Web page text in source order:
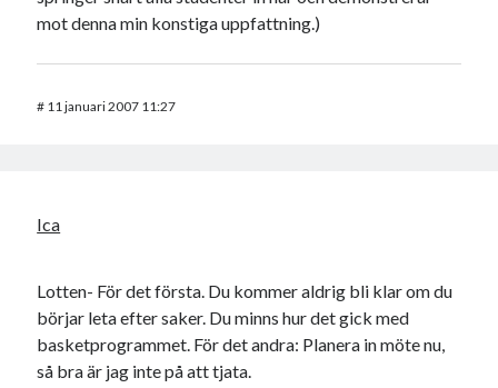
mot denna min konstiga uppfattning.)
# 11 januari 2007 11:27
Ica
Lotten- För det första. Du kommer aldrig bli klar om du
börjar leta efter saker. Du minns hur det gick med
basketprogrammet. För det andra: Planera in möte nu,
så bra är jag inte på att tjata.